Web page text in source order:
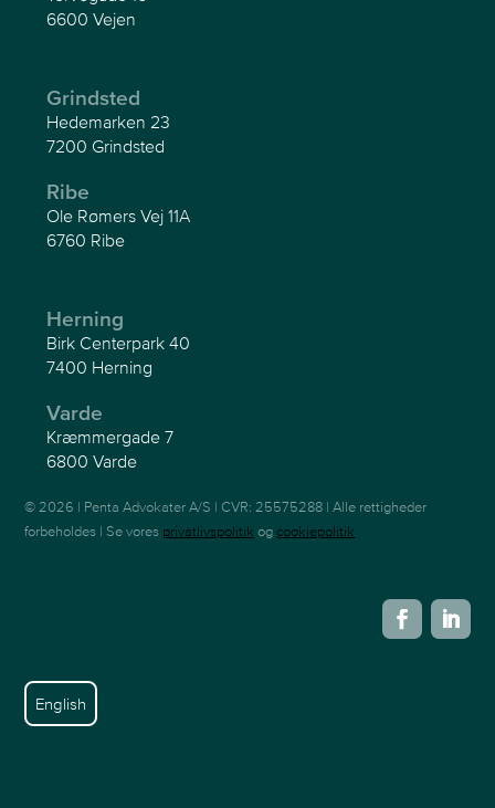
6600 Vejen
Grindsted
Hedemarken 23
7200 Grindsted
Ribe
Ole Rømers Vej 11A
6760 Ribe
Herning
Birk Centerpark 40
7400 Herning
Varde
Kræmmergade 7
6800 Varde
© 2026 | Penta Advokater A/S | CVR: 25575288 | Alle rettigheder
forbeholdes | Se vores privatlivspolitik og cookiepolitik
English